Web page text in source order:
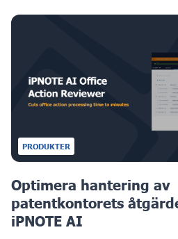
PRODUKTER
Optimera hantering av
patentkontorets
iPNOTE AI